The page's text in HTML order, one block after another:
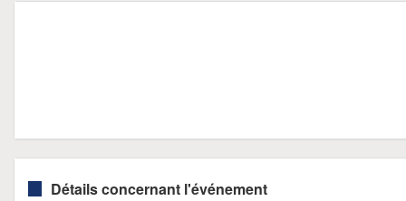
Détails concernant l'événement